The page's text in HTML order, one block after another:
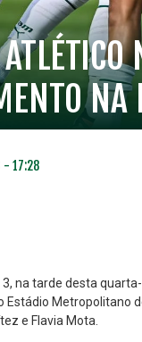
NA
- 17:28
3, na tarde desta
Metropolitano
e Flavia Mota.